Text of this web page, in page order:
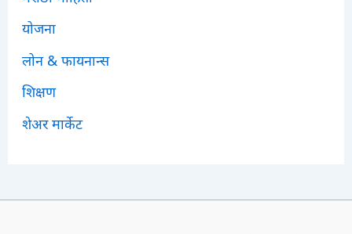
योजना
लोन & फायनान्स
शिक्षण
शेअर मार्केट